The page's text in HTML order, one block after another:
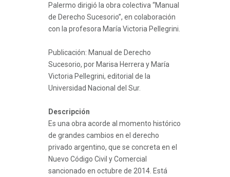
Palermo dirigió la obra colectiva “Manual
de Derecho Sucesorio”, en colaboración
con la profesora María Victoria Pellegrini.
Publicación: Manual de Derecho
Sucesorio, por Marisa Herrera y María
Victoria Pellegrini, editorial de la
Universidad Nacional del Sur.
Descripción
Es una obra acorde al momento histórico
de grandes cambios en el derecho
privado argentino, que se concreta en el
Nuevo Código Civil y Comercial
sancionado en octubre de 2014. Está